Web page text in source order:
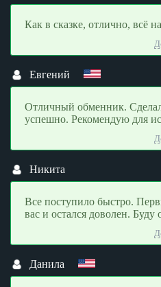
Как в сказке, отлично, всё
Евгений
Отличный обменник.
успешно. Рекомендую для
Никита
Все поступило быстро.
вас и остался доволен. Буду
Данила